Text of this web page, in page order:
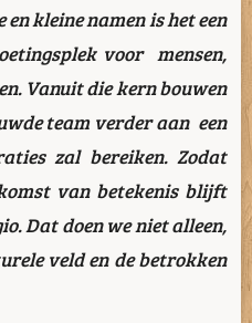
kleine namen is het een
voor mensen,
Vanuit die kern bouwen
team verder aan een
zal bereiken. Zodat
van betekenis blijft
Dat doen we niet alleen,
veld en de betrokken